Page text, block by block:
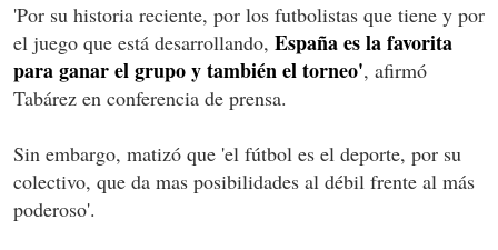
'Por su historia reciente, por los futbolistas que tiene y por
el juego que está desarrollando, España es la favorita
para ganar el grupo y también el torneo', afirmó
Tabárez en conferencia de prensa.
Sin embargo, matizó que 'el fútbol es el deporte, por su
colectivo, que da mas posibilidades al débil frente al más
poderoso'.